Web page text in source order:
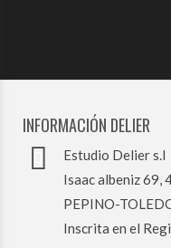
INFORMACIÓN DELIER
Estudio Delier s.l
Isaac albeniz 69,
PEPINO-
Inscrita en el